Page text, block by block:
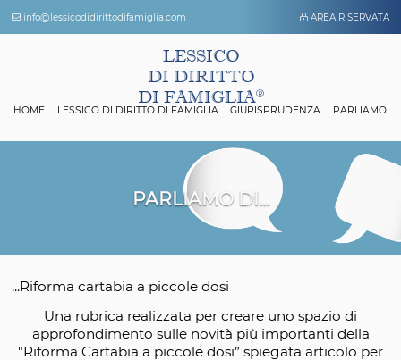
info@lessicodidirittodifamiglia.com AREA
LESSICO
DI DIRITTO
DI FAMIGLIA
PARLIAMO DI...
...Riforma cartabia a piccole dosi